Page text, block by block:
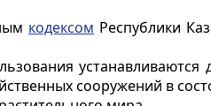
кодексом Республики
устанавливаются
сооружений в